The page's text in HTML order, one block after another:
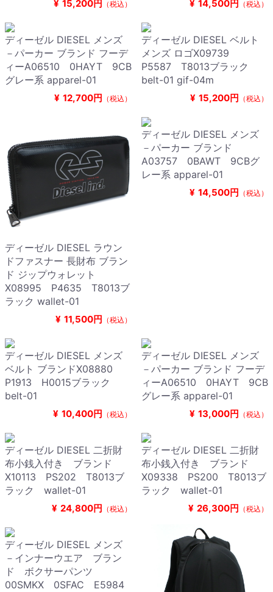
¥ 15,200円 （税込） ¥ 14,500円 （税込）
ディーゼル DIESEL メンズ
－パーカー ブランド フーデ
ィーA06510 0HAYT 9CB
グレー系 apparel-01
¥ 12,700円 （税込）
ディーゼル DIESEL ベルト
メンズ ロゴX09739
P5587 T8013ブラック
belt-01 gif-04m
¥ 15,200円 （税込）
ディーゼル DIESEL ラウン
ドファスナー 長財布 ブラン
ド ジップウォレット
X08995 P4635 T8013ブ
ラック wallet-01
¥ 11,500円 （税込）
ディーゼル DIESEL メンズ
－パーカー ブランド
A03757 0BAWT 9CBグ
レー系 apparel-01
¥ 14,500円 （税込）
ディーゼル DIESEL メンズ
ベルト ブランドX08880
P1913 H0015ブラック
belt-01
¥ 10,400円 （税込）
ディーゼル DIESEL メンズ
－パーカー ブランド フーデ
ィーA06510 0HAYT 9CB
グレー系 apparel-01
¥ 13,000円 （税込）
ディーゼル DIESEL 二折財
布小銭入付き ブランド
X10113 PS202 T8013ブ
ラック wallet-01
¥ 24,800円 （税込）
ディーゼル DIESEL 二折財
布小銭入付き ブランド
X09338 PS200 T8013ブ
ラック wallet-01
¥ 26,300円 （税込）
ディーゼル DIESEL メンズ
－インナーウエア ブラン
ド ボクサーパンツ
00SMKX 0SFAC E5984